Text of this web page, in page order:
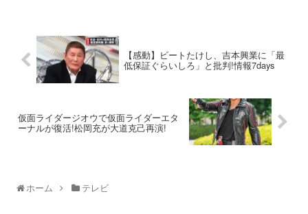
【感動】ビートたけし、吉本興業に「最
低保証ぐらいしろ」と批判!情報7days
仮面ライダージオウで仮面ライダーエタ
ーナルが復活!松岡充が大道克己再演!
ホーム テレビ